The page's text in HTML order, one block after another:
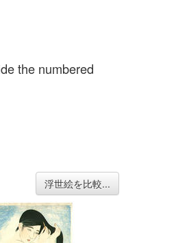
the numbered
浮世絵を比較...